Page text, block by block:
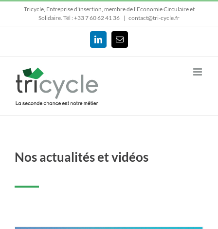
contenu
Tricycle, Entreprise d'insertion, membre de l'Economie Circulaire et
Solidaire. Tél : +33 7 60 62 41 36 | contact@tri-cycle.fr
LinkedInEmail
Nos actualités et vidéos